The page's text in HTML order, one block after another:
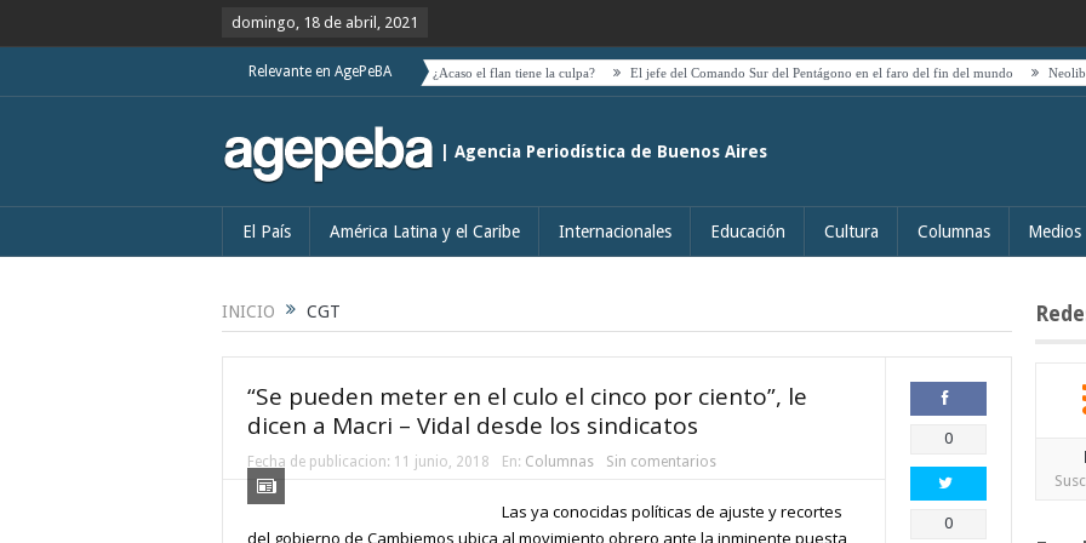
domingo, 18 de abril, 2021
Relevante en AgePeBA
El “Triángulo de las Bermudas” por el que navega Cuba (I) ¿Acaso el flan tiene la culpa? El jefe del Comando Sur del Pentágono en el faro del fin del mundo Neoliberalismo
| Agencia Periodística de Buenos Aires
El País América Latina y el Caribe Internacionales Educación Cultura Columnas Medios
INICIO CGT
“Se pueden meter en el culo el cinco por ciento”, le
dicen a Macri – Vidal desde los sindicatos
Fecha de publicacion: 11 junio, 2018 En: Columnas Sin comentarios
Las ya conocidas políticas de ajuste y recortes
del gobierno de Cambiemos ubica al movimiento obrero ante la inminente puesta
Compartir
0
Compartir
0